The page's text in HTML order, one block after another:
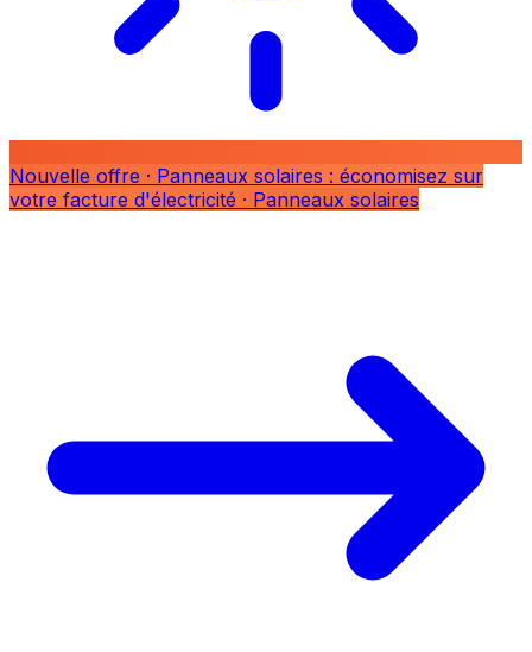
Nouvelle offre · Panneaux solaires : économisez sur
votre facture d'électricité · Panneaux solaires